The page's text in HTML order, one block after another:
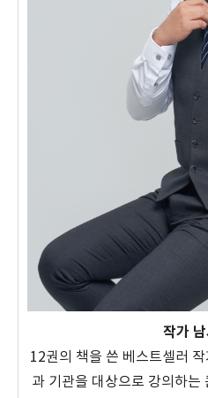
작가
12권의 책을 쓴 베스트셀러
과 기관을 대상으로 강의하는